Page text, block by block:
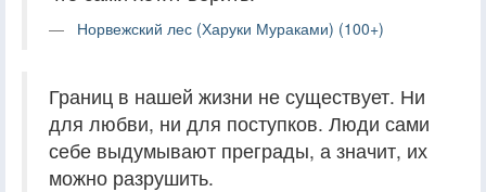
Норвежский лес (Харуки Мураками) (100+)
Границ в нашей жизни не существует. Ни
для любви, ни для поступков. Люди сами
себе выдумывают преграды, а значит, их
можно разрушить.